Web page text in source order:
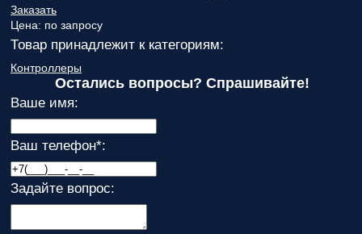
Заказать
Цена: по запросу
Товар принадлежит к категориям:
Контроллеры
Остались вопросы? Спрашивайте!
Ваше имя:
Ваш телефон*:
Задайте вопрос: